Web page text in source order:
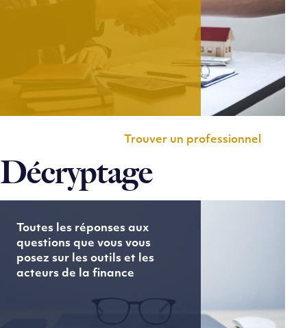
Trouver un professionnel
Décryptage
Toutes les réponses aux
questions que vous vous
posez sur les outils et les
acteurs de la finance